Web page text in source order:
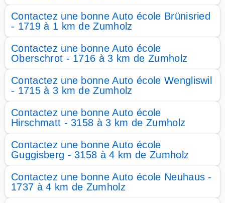
Contactez une bonne Auto école Brünisried
- 1719 à 1 km de Zumholz
Contactez une bonne Auto école
Oberschrot - 1716 à 3 km de Zumholz
Contactez une bonne Auto école Wengliswil
- 1715 à 3 km de Zumholz
Contactez une bonne Auto école
Hirschmatt - 3158 à 3 km de Zumholz
Contactez une bonne Auto école
Guggisberg - 3158 à 4 km de Zumholz
Contactez une bonne Auto école Neuhaus -
1737 à 4 km de Zumholz